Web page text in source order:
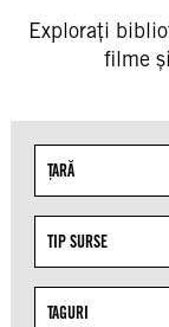
Explorați
filme
Refine
your
search
results
by
ȚARĂ
TIP SURSE
TAGURI